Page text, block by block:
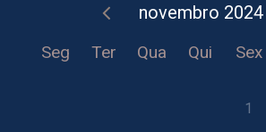
novembro 2024
Seg Ter Qua Qui Sex
1